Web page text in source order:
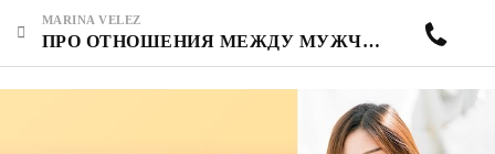
MARINA VELEZ
ПРО ОТНОШЕНИЯ МЕЖДУ МУЖЧИНОЙ И ЖЕНЩИНОЙ. КАК ПОЛУЧАТЬ ПОДАРКИ ОТ МУЖЧИН? НУЖНЫ ЛИ ПОДАРКИ?